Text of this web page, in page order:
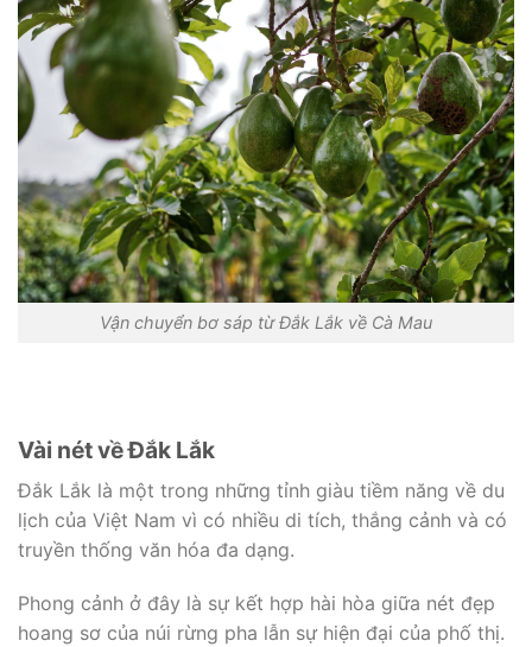
Vận chuyển bơ sáp từ Đắk Lắk về Cà Mau
Vài nét về Đắk Lắk
Đắk Lắk là một trong những tỉnh giàu tiềm năng về du
lịch của Việt Nam vì có nhiều di tích, thắng cảnh và có
truyền thống văn hóa đa dạng.
Phong cảnh ở đây là sự kết hợp hài hòa giữa nét đẹp
hoang sơ của núi rừng pha lẫn sự hiện đại của phố thị.